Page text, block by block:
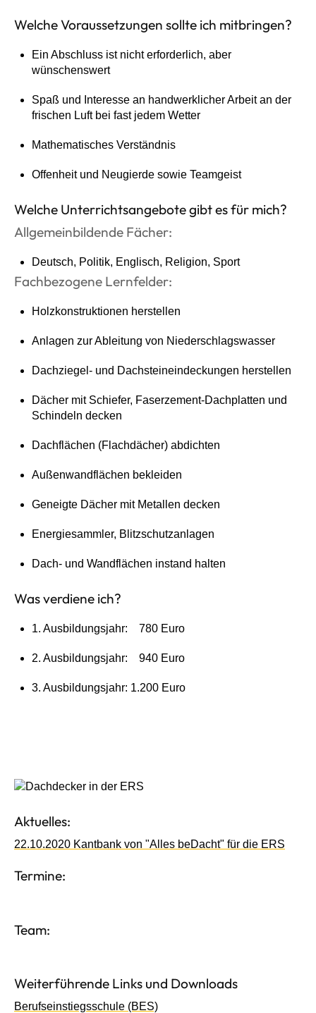
Welche Voraussetzungen sollte ich mitbringen?
Ein Abschluss ist nicht erforderlich, aber
wünschenswert
Spaß und Interesse an handwerklicher Arbeit an der
frischen Luft bei fast jedem Wetter
Mathematisches Verständnis
Offenheit und Neugierde sowie Teamgeist
Welche Unterrichtsangebote gibt es für mich?
Allgemeinbildende Fächer:
Deutsch, Politik, Englisch, Religion, Sport
Fachbezogene Lernfelder:
Holzkonstruktionen herstellen
Anlagen zur Ableitung von Niederschlagswasser
Dachziegel- und Dachsteineindeckungen herstellen
Dächer mit Schiefer, Faserzement-Dachplatten und
Schindeln decken
Dachflächen (Flachdächer) abdichten
Außenwandflächen bekleiden
Geneigte Dächer mit Metallen decken
Energiesammler, Blitzschutzanlagen
Dach- und Wandflächen instand halten
Was verdiene ich?
1. Ausbildungsjahr: 780 Euro
2. Ausbildungsjahr: 940 Euro
3. Ausbildungsjahr: 1.200 Euro
Aktuelles:
22.10.2020 Kantbank von "Alles beDacht" für die ERS
Termine:
Team:
Weiterführende Links und Downloads
Berufseinstiegsschule (BES)